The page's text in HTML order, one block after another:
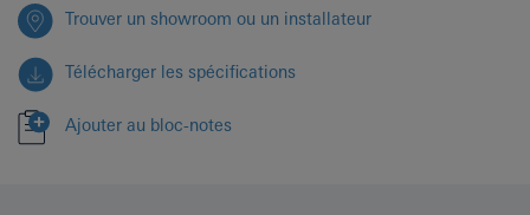
Trouver un showroom ou un installateur
Télécharger les spécifications
Ajouter au bloc-notes